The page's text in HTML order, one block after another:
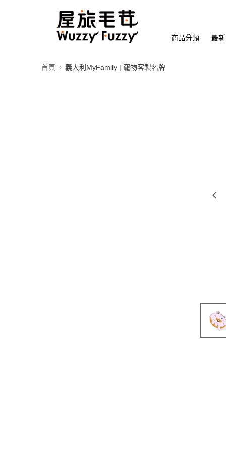
商品分類 最
首頁 義大利MyFamily | 寵物客製名牌